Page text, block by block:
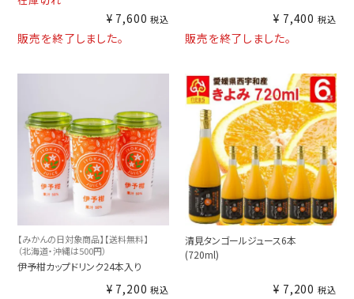
¥ 7,600 税込
販売を終了しました。
¥ 7,400 税込
販売を終了しました。
【みかんの日対象商品】【送料無料】
（北海道・沖縄は500円）
伊予柑カップドリンク24本入り
¥ 7,200 税込
清見タンゴールジュース6本
(720ml)
¥ 7,200 税込